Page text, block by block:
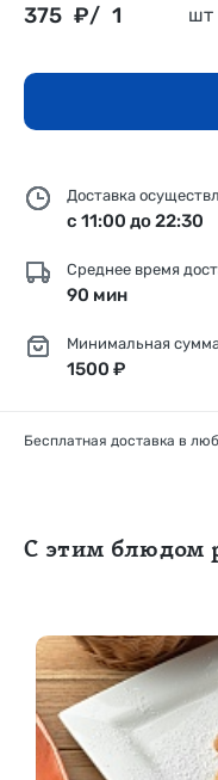
375 ₽/ 1 шт
Доставка
с 11:00 до 22:30
Среднее время
90 мин
Минимальная
1500 ₽
Бесплатная доставка в
С этим блюдом